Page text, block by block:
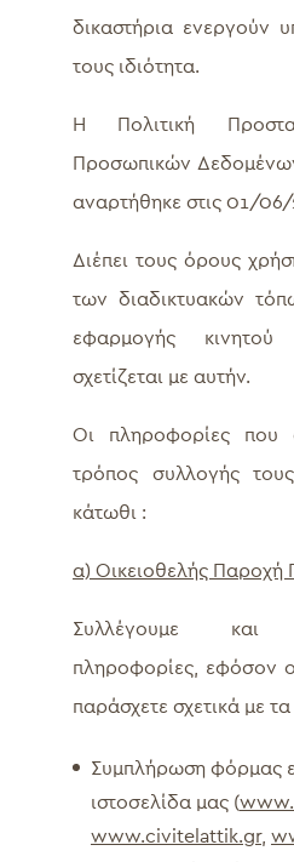
δικαστήρια ενεργούν
τους ιδιότητα.
Η Πολιτική
Προσωπικών
αναρτήθηκε στις 01/
Διέπει τους όρους
των διαδικτυακών
εφαρμογής
σχετίζεται με αυτήν.
Οι πληροφορίες που
τρόπος συλλογής
κάτωθι :
α) Οικειοθελής
Συλλέγουμε και
πληροφορίες, εφόσον
παράσχετε σχετικά με
Συμπλήρωση φόρμας
ιστοσελίδα μας (
www.civitelattik.gr,